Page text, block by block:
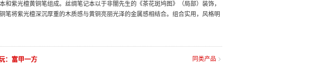
和紫光檀黄铜笔组成。丝绸笔记本以于非闇先生的《茶花斑鸠图》（局部）装饰，
笔将紫光檀深沉厚重的木质感与黄铜亮丽光泽的金属感相结合。组合实用，风格明
：富甲一方
同类产品